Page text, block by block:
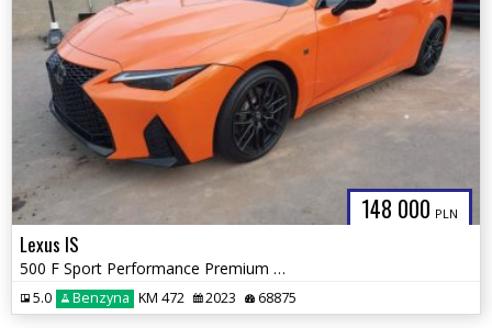
148 000 PLN
Lexus IS
500 F Sport Performance Premium 2023
5.0 Benzyna KM 472 2023 68875